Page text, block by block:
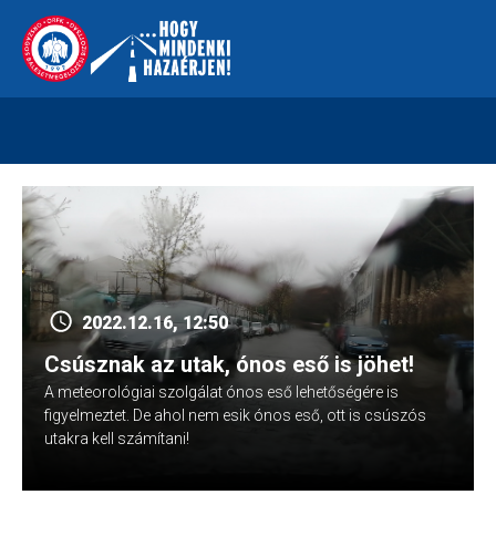
content
kreszvaltozas.hu
2022.12.16, 12:50
Csúsznak az utak, ónos eső is jöhet!
A meteorológiai szolgálat ónos eső lehetőségére is
figyelmeztet. De ahol nem esik ónos eső, ott is csúszós
utakra kell számítani!